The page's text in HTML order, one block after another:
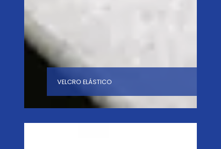
VELCRO ELÁSTICO